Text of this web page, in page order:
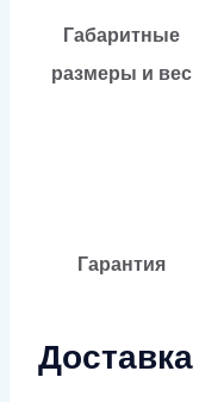
Габаритные
размеры и вес
Гарантия
Доставка